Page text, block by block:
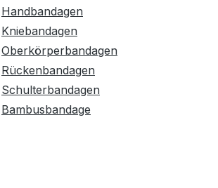
Handbandagen
Kniebandagen
Oberkörperbandagen
Rückenbandagen
Schulterbandagen
Bambusbandage